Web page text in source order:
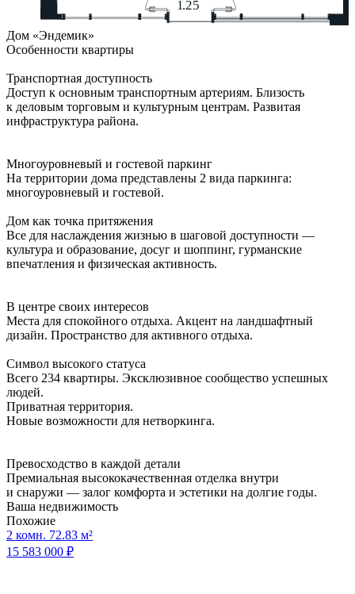
Дом «Эндемик»
Особенности квартиры
Транспортная доступность
Доступ к основным транспортным артериям. Близость
к деловым торговым и культурным центрам. Развитая
инфраструктура района.
Многоуровневый и гостевой паркинг
На территории дома представлены 2 вида паркинга:
многоуровневый и гостевой.
Дом как точка притяжения
Все для наслаждения жизнью в шаговой доступности —
культура и образование, досуг и шоппинг, гурманские
впечатления и физическая активность.
В центре своих интересов
Места для спокойного отдыха. Акцент на ландшафтный
дизайн. Пространство для активного отдыха.
Символ высокого статуса
Всего 234 квартиры. Эксклюзивное сообщество успешных
людей.
Приватная территория.
Новые возможности для нетворкинга.
Превосходство в каждой детали
Премиальная высококачественная отделка внутри
и снаружи — залог комфорта и эстетики на долгие годы.
Ваша недвижимость
Похожие
2 комн. 72.83 м²
15 583 000 ₽